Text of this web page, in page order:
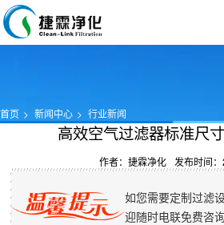
首页 新闻中心 行业新闻
高效空气过滤器标准尺
作者：捷霖净化 发布时间
如您需要定制过滤
迎随时电联免费咨询